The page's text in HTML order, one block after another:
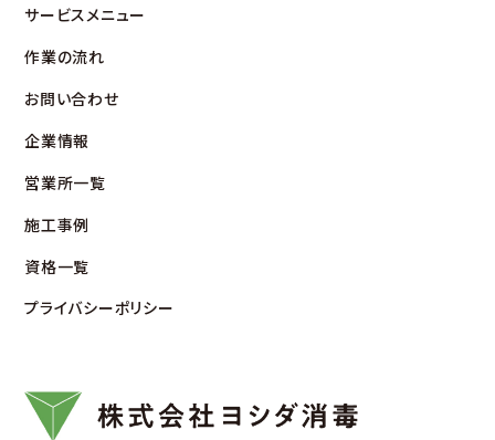
サービスメニュー
作業の流れ
お問い合わせ
企業情報
営業所⼀覧
施⼯事例
資格⼀覧
プライバシーポリシー